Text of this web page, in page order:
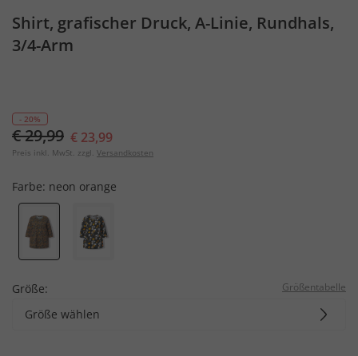
Shirt, grafischer Druck, A-Linie, Rundhals,
3/4-Arm
- 20%
€ 29,99 € 23,99
Preis inkl. MwSt. zzgl. Versandkosten
Farbe: neon orange
Größe: Größentabelle
Größe wählen